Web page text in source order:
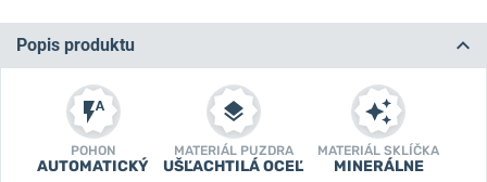
Popis produktu
POHON
AUTOMATICKÝ
MATERIÁL PUZDRA
UŠĽACHTILÁ OCEĽ
MATERIÁL SKLÍČKA
MINERÁLNE